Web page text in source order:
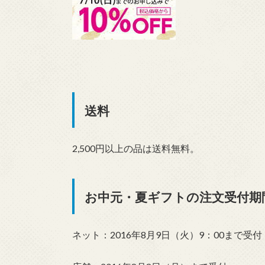
送料
2,500円以上の品は送料無料。
お中元・夏ギフトの注文受付期
ネット：2016年8月9日（火）9：00まで受付